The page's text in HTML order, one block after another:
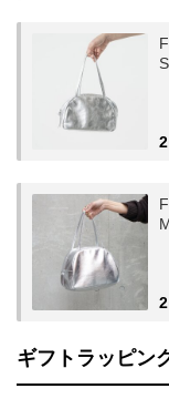
ギフトラッピン